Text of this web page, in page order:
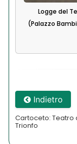
Logge del
(Palazzo
Indietro
Cartoceto: Teatro
Trionfo